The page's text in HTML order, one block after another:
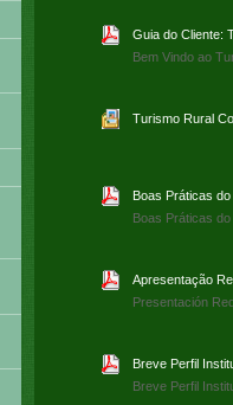
Guia do Cliente:
Bem Vindo ao
Turismo Rural
Boas Práticas
Boas Práticas
Apresentação
Presentación
Breve Perfil
Breve Perfil